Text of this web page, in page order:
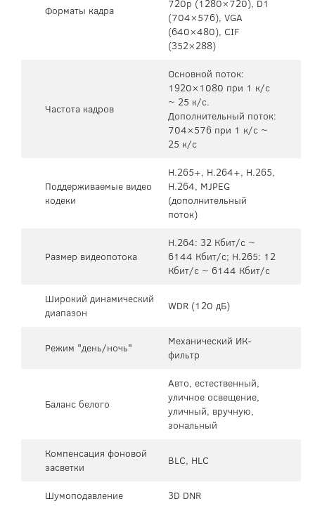
Форматы кадра
720p (1280×720), D1
(704×576), VGA
(640×480), CIF
(352×288)
Частота кадров
Основной поток:
1920×1080 при 1 к/c
~ 25 к/c.
Дополнительный поток:
704×576 при 1 к/c ~
25 к/c
Поддерживаемые видео
кодеки
H.265+, H.264+, H.265,
H.264, MJPEG
(дополнительный
поток)
Размер видеопотока
H.264: 32 Кбит/с ~
6144 Кбит/с; H.265: 12
Кбит/с ~ 6144 Кбит/с
Широкий динамический
диапазон
WDR (120 дБ)
Режим "день/ночь"
Механический ИК-
фильтр
Баланс белого
Авто, естественный,
уличное освещение,
уличный, вручную,
зональный
Компенсация фоновой
засветки
BLC, HLC
Шумоподавление 3D DNR